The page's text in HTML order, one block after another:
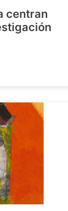
centran